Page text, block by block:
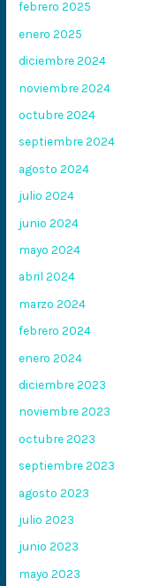
febrero 2025
enero 2025
diciembre 2024
noviembre 2024
octubre 2024
septiembre 2024
agosto 2024
julio 2024
junio 2024
mayo 2024
abril 2024
marzo 2024
febrero 2024
enero 2024
diciembre 2023
noviembre 2023
octubre 2023
septiembre 2023
agosto 2023
julio 2023
junio 2023
mayo 2023